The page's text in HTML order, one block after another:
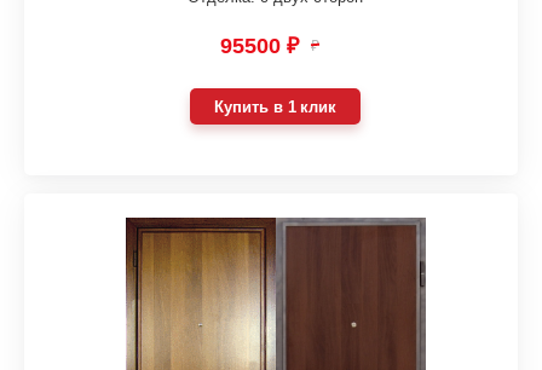
95500 ₽ ₽
Купить в 1 клик